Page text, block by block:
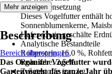
Zusammensetzung
Dieses Vogelfutter enthält
Sonnenblumenkerne,
Hafer sowie geschälte
Analytische Bestandteile
Rohprotein: 16,0 %,
Rohasche: 2,5 %
Zusatzstoffe (pro kg)
Mehr anzeigen
Beschreibung
Bereich überspringen
Das Organifer Vogelfutter
Gartenvögeln das ganze Jahr